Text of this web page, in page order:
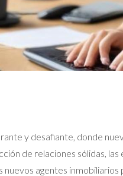
y desafiante, donde
de relaciones sólidas,
agentes